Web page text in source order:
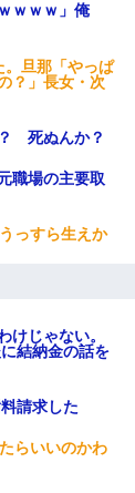
ｗｗｗ」俺
。旦那「やっぱ
？」長女・次
死ぬんか？
職場の主要取
っすら生えか
けじゃない。
結納金の話を
請求した
らいいのかわ